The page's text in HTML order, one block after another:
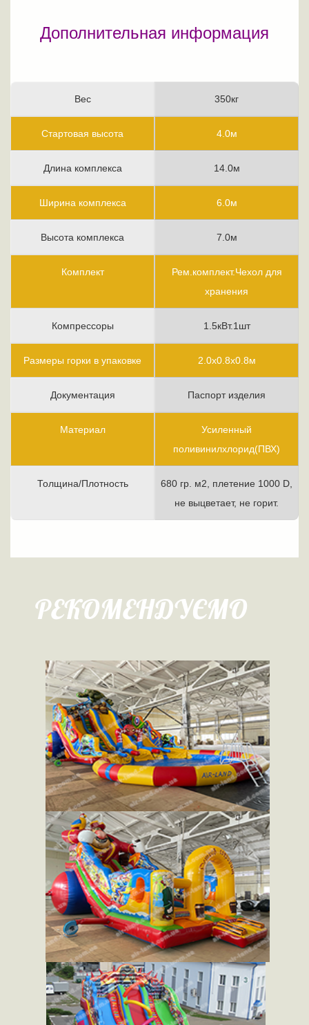
Дополнительная информация
Вес
Стартовая высота
Длина комплекса
Ширина комплекса
Высота комплекса
Комплект
Компрессоры
Размеры горки в упаковке
Документация
Материал
Толщина/Плотность
350кг
4.0м
14.0м
6.0м
7.0м
Рем.комплект.Чехол для
хранения
1.5кВт.1шт
2.0х0.8х0.8м
Паспорт изделия
Усиленный
поливинилхлорид(ПВХ)
680 гр. м2, плетение 1000 D,
не выцветает, не горит.
РЕКОМЕНДУЄМО